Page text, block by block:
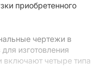
приобретенного
чертежи в
изготовления
четыре типа